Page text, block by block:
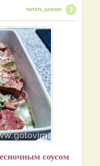
читать дальше
соусом